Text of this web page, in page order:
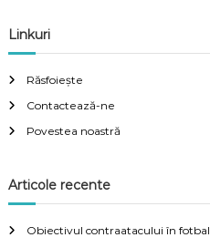
Linkuri
Răsfoiește
Contactează-ne
Povestea noastră
Articole recente
Obiectivul contraatacului în